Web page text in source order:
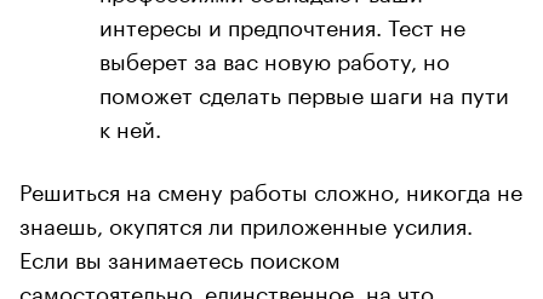
интересы и предпочтения. Тест не
выберет за вас новую работу, но
поможет сделать первые шаги на пути
к ней.
Решиться на смену работы сложно, никогда не
знаешь, окупятся ли приложенные усилия.
Если вы занимаетесь поиском
самостоятельно, единственное, на что